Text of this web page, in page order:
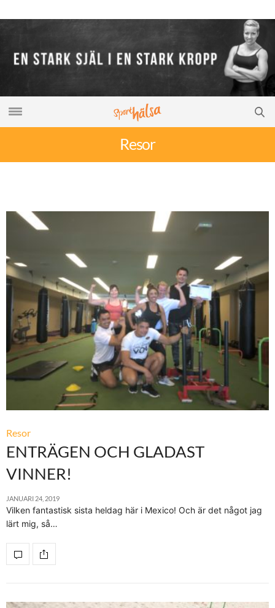
Resor
Resor
ENTRÄGEN OCH GLADAST
VINNER!
JANUARI 24, 2019
Vilken fantastisk sista heldag här i Mexico! Och är det något jag
lärt mig, så…